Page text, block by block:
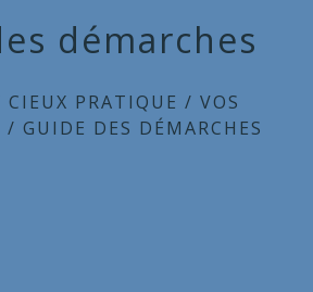
démarches
CIEUX PRATIQUE / VOS
/ GUIDE DES DÉMARCHES